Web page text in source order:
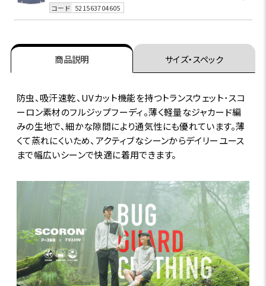
コード 521563704605
商品説明 サイズ・スペック
防虫、吸汗速乾、UVカット機能を持つトランスウェット･スコ
ーロン素材のフルジップフーディ。薄く軽量なジャカード編
みの生地で、細かな隙間により通気性にも優れています。薄
くて蒸れにくいため、アクティブなシーンからデイリーユース
まで幅広いシーンで快適に着用できます。